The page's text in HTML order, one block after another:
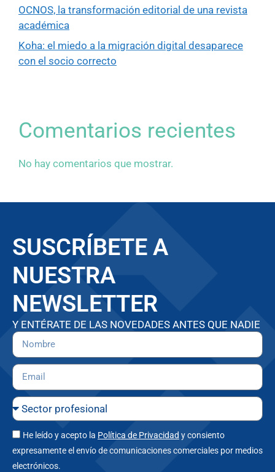
OCNOS, la transformación editorial de una revista
académica
Koha: el miedo a la migración digital desaparece
con el socio correcto
Comentarios recientes
No hay comentarios que mostrar.
SUSCRÍBETE A
NUESTRA
NEWSLETTER
Y ENTÉRATE DE LAS NOVEDADES ANTES QUE NADIE
He leído y acepto la Política de Privacidad y consiento
expresamente el envío de comunicaciones comerciales por medios
electrónicos.